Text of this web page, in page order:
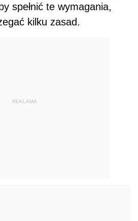
spełnić te wymagania,
kilku zasad.
REKLAMA